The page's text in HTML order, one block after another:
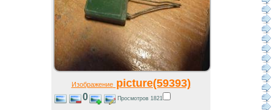
Изображениеpicture(59393)
0 Просмотров 1821